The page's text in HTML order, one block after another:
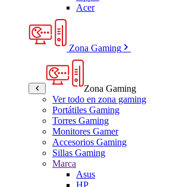
Acer
Zona Gaming
Zona Gaming
Ver todo en zona gaming
Portátiles Gaming
Torres Gaming
Monitores Gamer
Accesorios Gaming
Sillas Gaming
Marca
Asus
HP